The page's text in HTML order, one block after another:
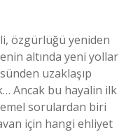
özgürlüğü yeniden
altında yeni yollar
uzaklaşıp
Ancak bu hayalin ilk
temel sorulardan biri
için hangi ehliyet